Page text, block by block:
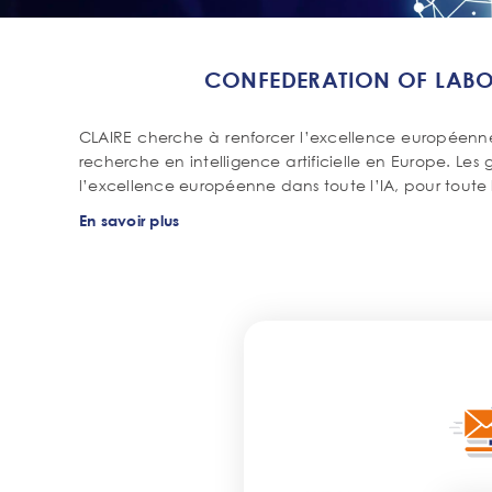
CONFEDERATION OF
CLAIRE cherche à renforcer l’excellence
recherche en intelligence artificielle en Europe. Les
l’excellence européenne dans toute l’IA, pour
En savoir plus